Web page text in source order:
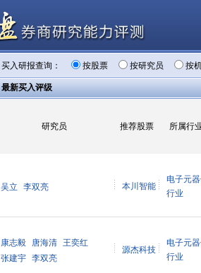
买入研报查询： 按股票 按研究员 按
最新买入评级
研究员 推荐股票 所属行
吴立 李双亮 本川智能
电子元
行业
康志毅 唐海清 王奕红
张建宇 李双亮
源杰科技
电子元
行业